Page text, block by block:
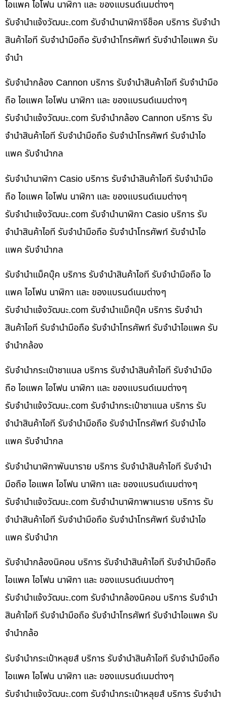
ไอแพค ไอโฟน นาฬิกา และ ของแบรนด์เนมต่างๆ
รับจํานําแจ้งวัฒนะ.com รับจำนำนาฬิกาจีช็อค บริการ รับจำนำ
สินค้าไอที รับจำนำมือถือ รับจำนำโทรศัพท์ รับจำนำไอแพค รับ
จำนำ
รับจำนำกล้อง Cannon บริการ รับจำนำสินค้าไอที รับจำนำมือ
ถือ ไอแพค ไอโฟน นาฬิกา และ ของแบรนด์เนมต่างๆ
รับจํานําแจ้งวัฒนะ.com รับจำนำกล้อง Cannon บริการ รับ
จำนำสินค้าไอที รับจำนำมือถือ รับจำนำโทรศัพท์ รับจำนำไอ
แพค รับจำนำกล
รับจำนำนาฬิกา Casio บริการ รับจำนำสินค้าไอที รับจำนำมือ
ถือ ไอแพค ไอโฟน นาฬิกา และ ของแบรนด์เนมต่างๆ
รับจํานําแจ้งวัฒนะ.com รับจำนำนาฬิกา Casio บริการ รับ
จำนำสินค้าไอที รับจำนำมือถือ รับจำนำโทรศัพท์ รับจำนำไอ
แพค รับจำนำกล
รับจำนำแม็คบุ๊ค บริการ รับจำนำสินค้าไอที รับจำนำมือถือ ไอ
แพค ไอโฟน นาฬิกา และ ของแบรนด์เนมต่างๆ
รับจํานําแจ้งวัฒนะ.com รับจำนำแม็คบุ๊ค บริการ รับจำนำ
สินค้าไอที รับจำนำมือถือ รับจำนำโทรศัพท์ รับจำนำไอแพค รับ
จำนำกล้อง
รับจำนำกระเป๋าชาแนล บริการ รับจำนำสินค้าไอที รับจำนำมือ
ถือ ไอแพค ไอโฟน นาฬิกา และ ของแบรนด์เนมต่างๆ
รับจํานําแจ้งวัฒนะ.com รับจำนำกระเป๋าชาแนล บริการ รับ
จำนำสินค้าไอที รับจำนำมือถือ รับจำนำโทรศัพท์ รับจำนำไอ
แพค รับจำนำกล
รับจำนำนาฬิกาพันนาราย บริการ รับจำนำสินค้าไอที รับจำนำ
มือถือ ไอแพค ไอโฟน นาฬิกา และ ของแบรนด์เนมต่างๆ
รับจํานําแจ้งวัฒนะ.com รับจำนำนาฬิกาพาเนราย บริการ รับ
จำนำสินค้าไอที รับจำนำมือถือ รับจำนำโทรศัพท์ รับจำนำไอ
แพค รับจำนำก
รับจำนำกล้องนิคอน บริการ รับจำนำสินค้าไอที รับจำนำมือถือ
ไอแพค ไอโฟน นาฬิกา และ ของแบรนด์เนมต่างๆ
รับจํานําแจ้งวัฒนะ.com รับจำนำกล้องนิคอน บริการ รับจำนำ
สินค้าไอที รับจำนำมือถือ รับจำนำโทรศัพท์ รับจำนำไอแพค รับ
จำนำกล้อ
รับจำนำกระเป๋าหลุยส์ บริการ รับจำนำสินค้าไอที รับจำนำมือถือ
ไอแพค ไอโฟน นาฬิกา และ ของแบรนด์เนมต่างๆ
รับจํานําแจ้งวัฒนะ.com รับจำนำกระเป๋าหลุยส์ บริการ รับจำนำ